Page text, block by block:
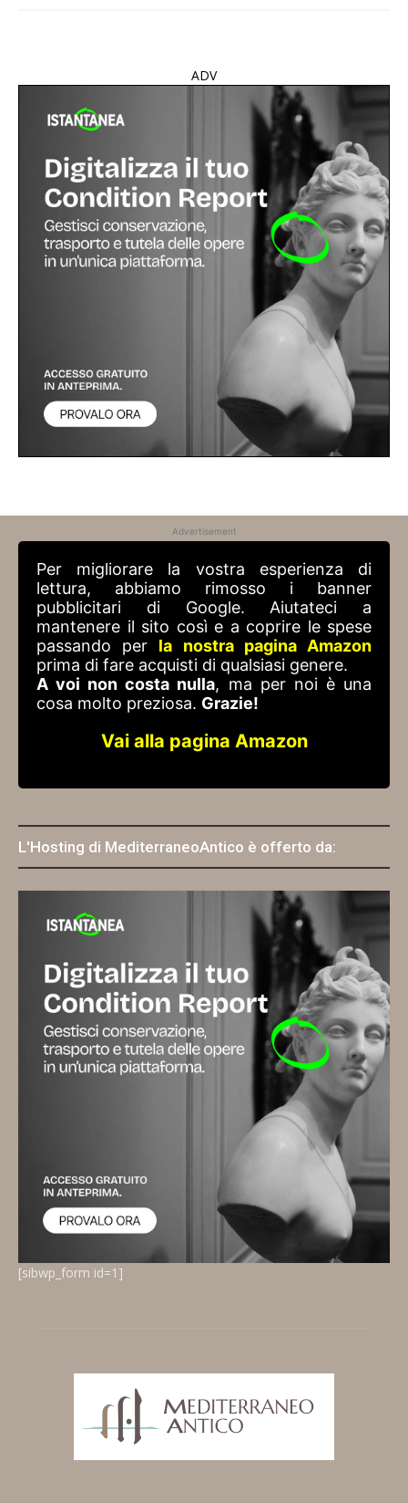
ADV
Advertisement
Per migliorare la vostra esperienza di
lettura, abbiamo rimosso i banner
pubblicitari di Google. Aiutateci a
mantenere il sito così e a coprire le spese
passando per la nostra pagina Amazon
prima di fare acquisti di qualsiasi genere.
A voi non costa nulla, ma per noi è una
cosa molto preziosa. Grazie!
Vai alla pagina Amazon
L'Hosting di MediterraneoAntico è offerto da:
[sibwp_form id=1]